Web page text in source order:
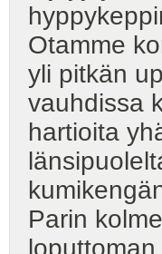
Otamme
yli pitkän
vauhdissa
hartioita
Parin